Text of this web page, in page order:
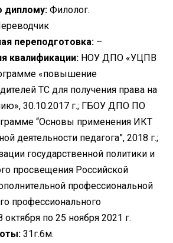
диплому:Филолог.
переподготовка: –
квалификации: НОУ ДПО «УЦПВ
«повышение
ТС для получения права на
30.10.2017 г.; ГБОУ ДПО ПО
“Основы применения ИКТ
деятельности педагога”, 2018 г.;
государственной политики и
просвещения Российской
профессиональной
профессионального
октября по 25 ноября 2021 г.
31г.6м.